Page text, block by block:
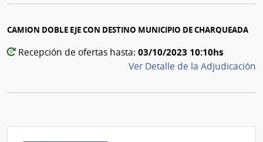
CAMION DOBLE EJE CON DESTINO MUNICIPIO DE CHARQUEADA
Recepción de ofertas hasta: 03/10/2023 10:10hs
Ver Detalle de la Adjudicación